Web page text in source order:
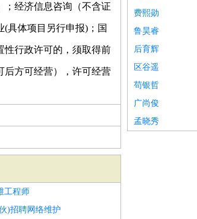
；经济信息咨询（不含证
具体项目另行申报)；国
性行政许可的，须取得前
后方可经营），许可经营
工程师
)招聘网络维护
费熙勋
鲁昊睿
后育辉
区谷遥
苟银哲
广尚俊
孟晓秀